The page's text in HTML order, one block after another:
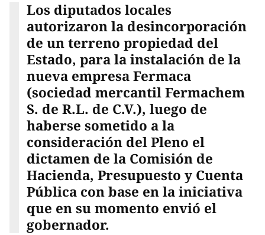
Los diputados locales
autorizaron la desincorporación
de un terreno propiedad del
Estado, para la instalación de la
nueva empresa Fermaca
(sociedad mercantil Fermachem
S. de R.L. de C.V.), luego de
haberse sometido a la
consideración del Pleno el
dictamen de la Comisión de
Hacienda, Presupuesto y Cuenta
Pública con base en la iniciativa
que en su momento envió el
gobernador.